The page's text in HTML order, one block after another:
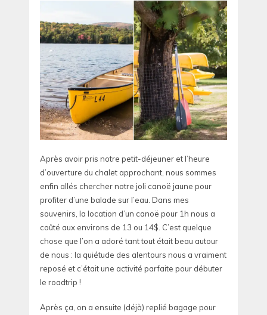
Après avoir pris notre petit-déjeuner et l’heure
d’ouverture du chalet approchant, nous sommes
enfin allés chercher notre joli canoë jaune pour
profiter d’une balade sur l’eau. Dans mes
souvenirs, la location d’un canoë pour 1h nous a
coûté aux environs de 13 ou 14$. C’est quelque
chose que l’on a adoré tant tout était beau autour
de nous : la quiétude des alentours nous a vraiment
reposé et c’était une activité parfaite pour débuter
le roadtrip !
Après ça, on a ensuite (déjà) replié bagage pour